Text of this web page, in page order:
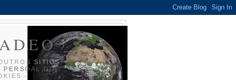
_
SITIOS
PERSOAL DO
-